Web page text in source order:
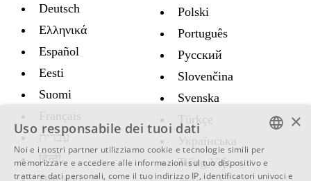
Deutsch
Ελληνικά
Español
Eesti
Suomi
Français
עברית
हिन्दी
Polski
Português
Русский
Slovenčina
Svenska
Türkçe
Украïнська
Tiếng Việt
ENGLISH
×
Uso responsabile dei tuoi dati
Noi e i nostri partner utilizziamo cookie e tecnologie simili per
memorizzare e accedere alle informazioni sul tuo dispositivo e
trattare dati personali, come il tuo indirizzo IP, identificatori univoci e